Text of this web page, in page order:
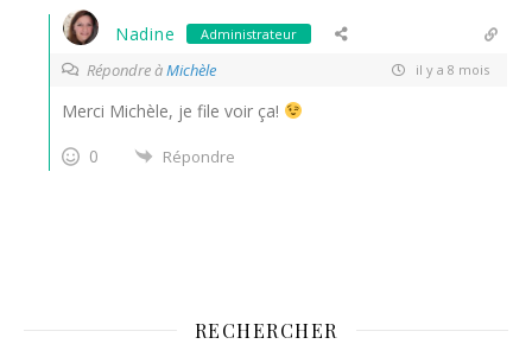
Nadine Administrateur
Répondre àMichèle il y a 8 mois
Merci Michèle, je file voir ça!
0
Répondre
RECHERCHER